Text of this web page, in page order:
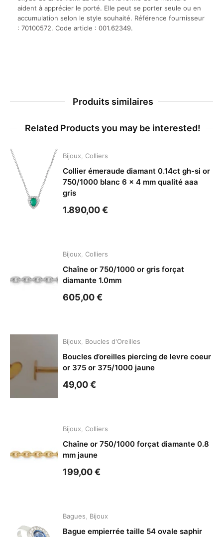
aident à apprécier le porté. Elle peut se porter seule ou en
accumulation selon le style souhaité. Référence fournisseur
: 70100572. Code article : 001.62349.
Produits similaires
Related Products you may be interested!
Bijoux Colliers
Collier émeraude diamant 0.14ct gh-si or
750/1000 blanc 6 x 4 mm qualité aaa
gris
1.890,00€
Bijoux Colliers
Chaîne or 750/1000 or gris forçat
diamante 1.0mm
605,00€
Bijoux Boucles d'Oreilles
Boucles d’oreilles piercing de levre coeur
or 375 or 375/1000 jaune
49,00€
Bijoux Colliers
Chaîne or 750/1000 forçat diamante 0.8
mm jaune
199,00€
Bagues Bijoux
Bague empierrée taille 54 ovale saphir